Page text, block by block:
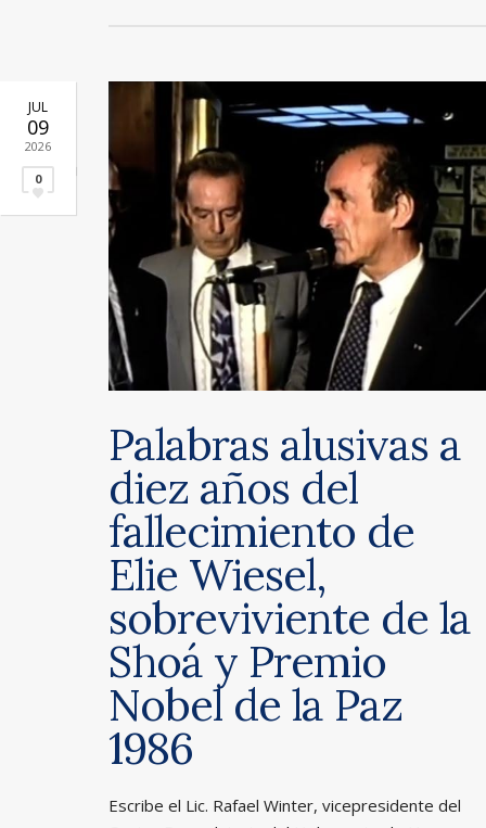
JUL
09
2026
0
Palabras alusivas a
diez años del
fallecimiento de
Elie Wiesel,
sobreviviente de la
Shoá y Premio
Nobel de la Paz
1986
Escribe el Lic. Rafael Winter, vicepresidente del